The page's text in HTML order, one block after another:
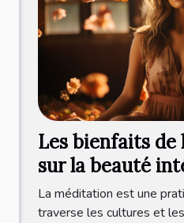
Les bienfaits
sur la beauté
extérieure
La méditation est une
traverse les cultures et